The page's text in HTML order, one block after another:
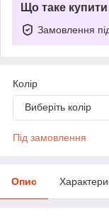
Що таке
Замовлення
Колір
Виберіть колір
Під замовлення
Опис